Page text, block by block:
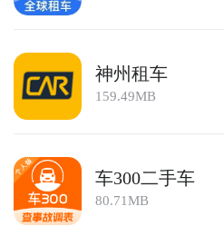
神州租车
159.49MB
车300二手车
80.71MB